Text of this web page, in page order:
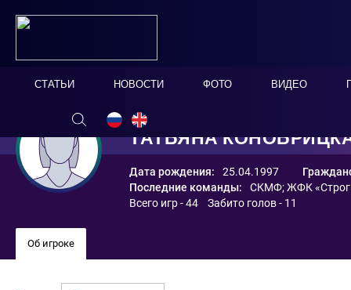
СТАТЬИ НОВОСТИ ФОТО ВИДЕО
ТАТЬЯНА
Дата рождения: 25.04.1997
Последние команды:
СКМФ;ЖФК
Всего игр - 44 Забито голов - 11
Об игроке